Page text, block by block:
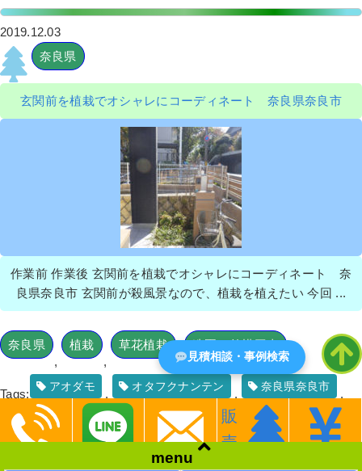
2019.12.03
奈良県
玄関前を植栽でオシャレにコーディネート 奈良県奈良市
作業前 作業後 玄関前を植栽でオシャレにコーディネート 奈
良県奈良市 玄関前が殺風景なので、植栽を植えたい 今回 ...
奈良県
,
植栽
,
草花植栽
,
造園・外構工事
Tags:
アオダモ
,
オタフクナンテン
,
奈良県奈良市
,
植栽
,
奈良県
menu
販
売
見積相談・事例検索